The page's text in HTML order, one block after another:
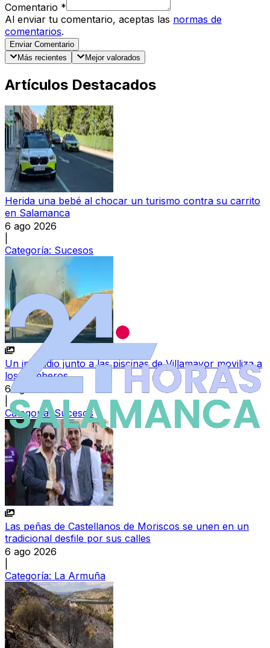
Comentario *
Al enviar tu comentario, aceptas las normas de
comentarios.
Enviar Comentario
Más recientes
Mejor valorados
Artículos Destacados
Herida una bebé al chocar un turismo contra su carrito
en Salamanca
6 ago 2026
Categoría: Sucesos
Un incendio junto a las piscinas de Villamayor moviliza a
los bomberos
6 ago 2026
Categoría:Sucesos
Las peñas de Castellanos de Moriscos se unen en un
tradicional desfile por sus calles
6 ago 2026
Categoría: La Armuña